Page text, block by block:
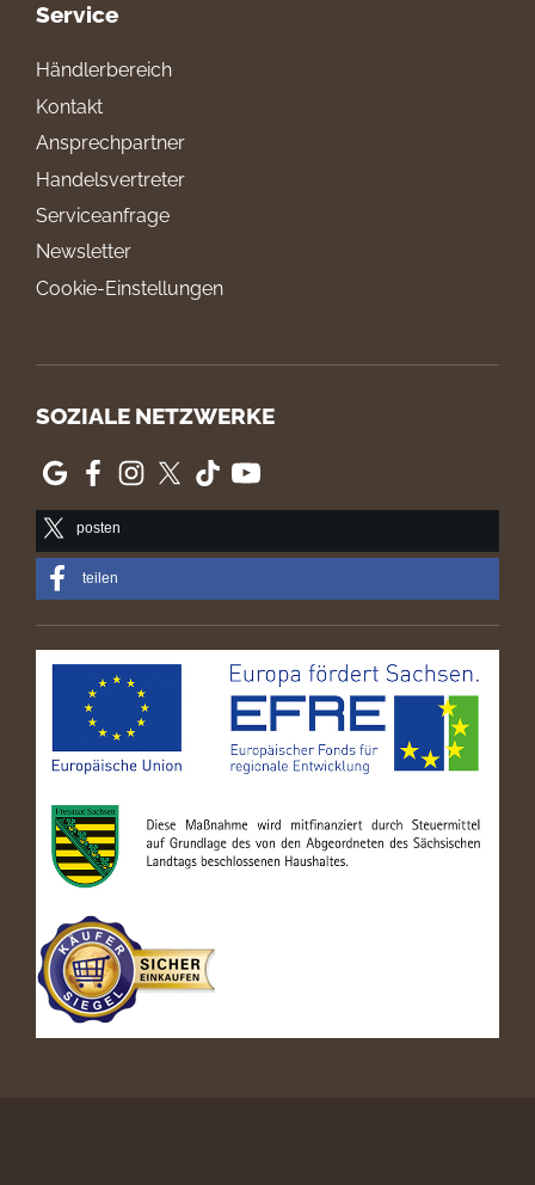
Service
Händlerbereich
Kontakt
Ansprechpartner
Handelsvertreter
Serviceanfrage
Newsletter
Cookie-Einstellungen
SOZIALE NETZWERKE
posten
teilen